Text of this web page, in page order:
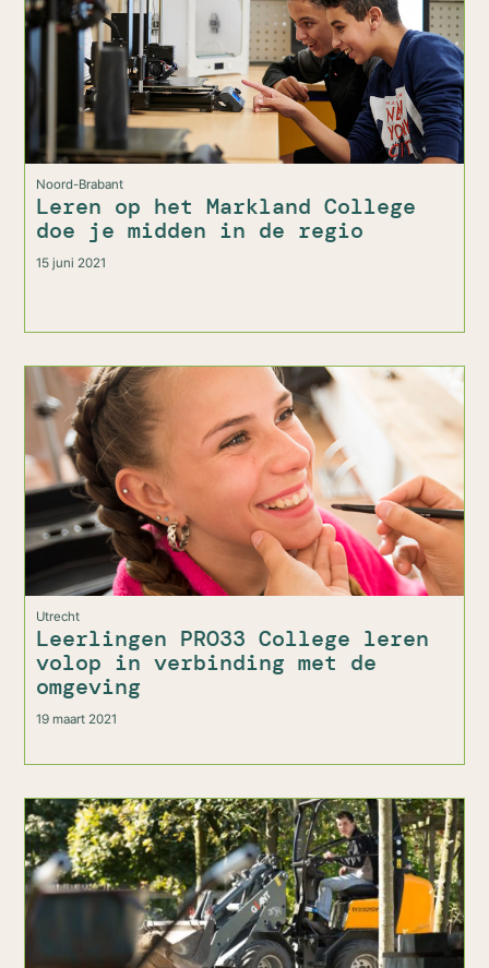
Noord-Brabant
Leren op het Markland College
doe je midden in de regio
15 juni 2021
Utrecht
Leerlingen PRO33 College leren
volop in verbinding met de
omgeving
19 maart 2021